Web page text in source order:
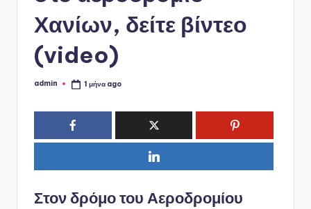
Χανίων, δείτε βίντεο
(video)
Συγγραφέας:
admin 1 μήνα ago
Στον δρόμο του Αεροδρομίου